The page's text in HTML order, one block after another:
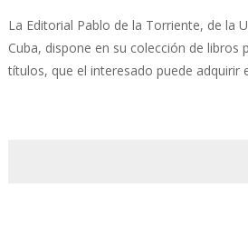
La Editorial Pablo de la Torriente, de la
Cuba, dispone en su colección de libros
títulos, que el interesado puede adquirir